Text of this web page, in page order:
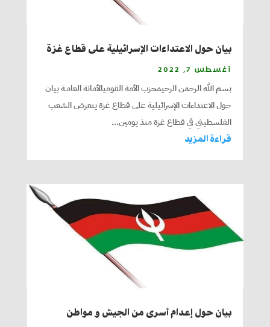
بيان حول الاعتداءات الإسرائيلية على قطاع غزة
أغسطس 7, 2022
بسم الله الرحمن الرحيمحزب الأمة القوميالأمانة العامـة بيان
حول الاعتداءات الإسرائيلية على قطاع غزة يتعرض الشعب
الفلسطيني في قطاع غزة منذ يومين...
قراءة المزيد
بيان حول إعدام أسرى من الجيش و مواطن